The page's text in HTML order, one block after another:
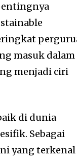
masuk dalam
menjadi ciri
di dunia
Sebagai
yang